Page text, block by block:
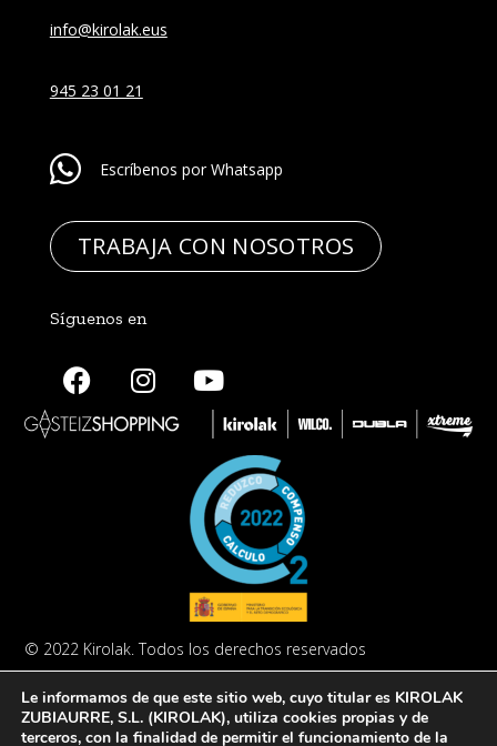
info@kirolak.eus
945 23 01 21
Escríbenos por Whatsapp
TRABAJA CON NOSOTROS
Síguenos en
© 2022 Kirolak. Todos los derechos reservados
Le informamos de que este sitio web, cuyo titular es KIROLAK
ZUBIAURRE, S.L. (KIROLAK), utiliza cookies propias y de
terceros, con la finalidad de permitir el funcionamiento de la